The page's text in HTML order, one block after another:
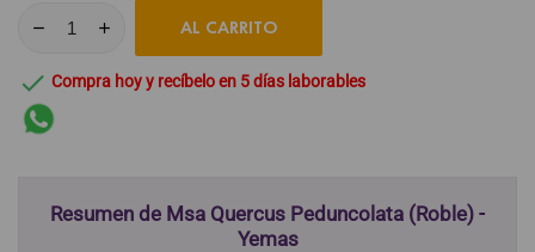
AL CARRITO
 Compra hoy y recíbelo en 5 días laborables
Resumen de Msa Quercus Peduncolata (Roble) -
Yemas